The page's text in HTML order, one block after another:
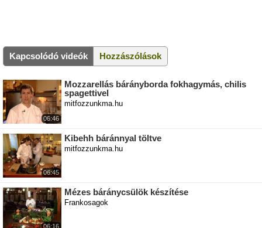
Kapcsolódó videók Hozzászólások
06:46
Mozzarellás bárányborda fokhagymás, chilis
spagettivel
mitfozzunkma.hu
06:45
Kibehh báránnyal töltve
mitfozzunkma.hu
06:16
Mézes báránycsülök készítése
Frankosagok